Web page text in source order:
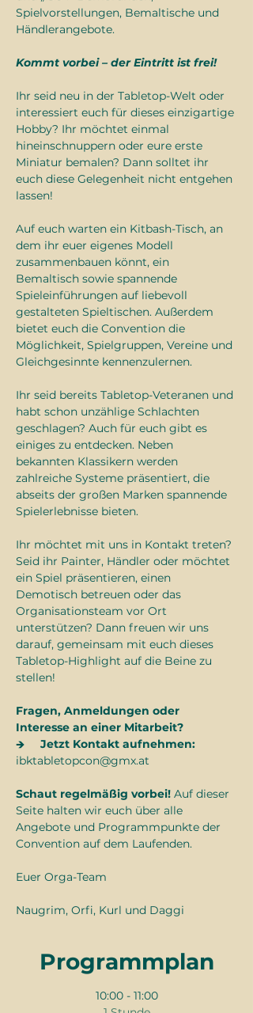
Spielvorstellungen, Bemaltische und
Händlerangebote.
Kommt vorbei – der Eintritt ist frei!
Ihr seid neu in der Tabletop-Welt oder
interessiert euch für dieses einzigartige
Hobby? Ihr möchtet einmal
hineinschnuppern oder eure erste
Miniatur bemalen? Dann solltet ihr
euch diese Gelegenheit nicht entgehen
lassen!
Auf euch warten ein Kitbash-Tisch, an
dem ihr euer eigenes Modell
zusammenbauen könnt, ein
Bemaltisch sowie spannende
Spieleinführungen auf liebevoll
gestalteten Spieltischen. Außerdem
bietet euch die Convention die
Möglichkeit, Spielgruppen, Vereine und
Gleichgesinnte kennenzulernen.
Ihr seid bereits Tabletop-Veteranen und
habt schon unzählige Schlachten
geschlagen? Auch für euch gibt es
einiges zu entdecken. Neben
bekannten Klassikern werden
zahlreiche Systeme präsentiert, die
abseits der großen Marken spannende
Spielerlebnisse bieten.
Ihr möchtet mit uns in Kontakt treten?
Seid ihr Painter, Händler oder möchtet
ein Spiel präsentieren, einen
Demotisch betreuen oder das
Organisationsteam vor Ort
unterstützen? Dann freuen wir uns
darauf, gemeinsam mit euch dieses
Tabletop-Highlight auf die Beine zu
stellen!
Fragen, Anmeldungen oder
Interesse an einer Mitarbeit?
🡺 Jetzt Kontakt aufnehmen:
ibktabletopcon@gmx.at
Schaut regelmäßig vorbei! Auf dieser
Seite halten wir euch über alle
Angebote und Programmpunkte der
Convention auf dem Laufenden.
Euer Orga-Team
Naugrim, Orfi, Kurl und Daggi
Programmplan
10:00 - 11:00